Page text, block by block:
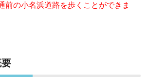
前の小名浜道路を歩くことができま